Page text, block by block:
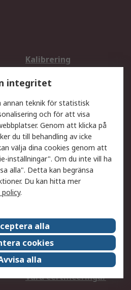
Kalibrering
Teknisk Support
Exportlösningar
Retur av varor
Spåra din order
Fördelar med RS-konto
Försäljningsvillkor
Press Centre
ESG
Våra certificeringar
integritet
annan teknik för statistisk
och för att visa
Genom att klicka på
du till behandling av icke
välja dina cookies genom att
inställningar". Om du inte vill ha
alla". Detta kan begränsa
Du kan hitta mer
.
alla
cookies
alla